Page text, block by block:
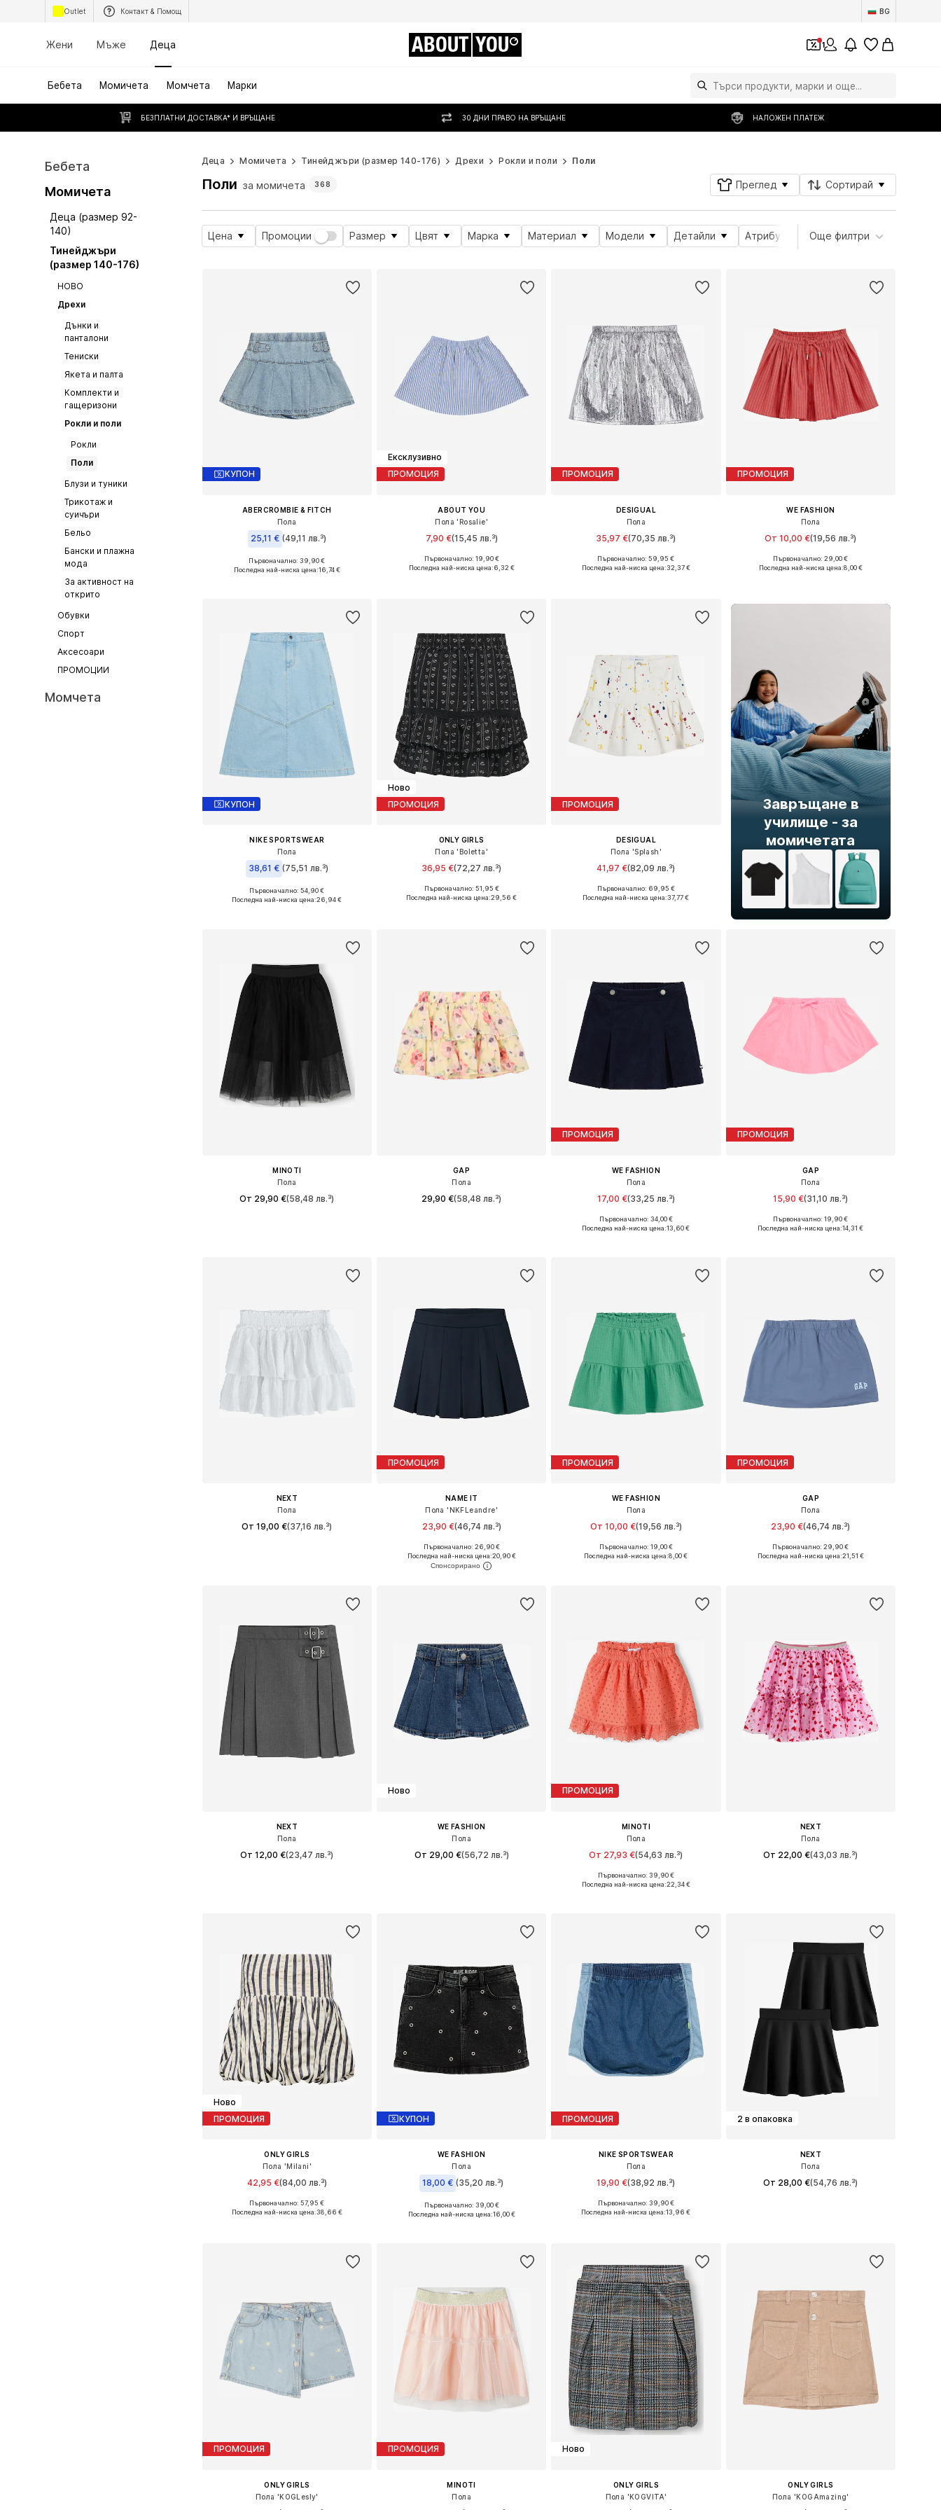
Outlet Контакт & Помощ BG
Жени Мъже Деца ABOUT YOU 1
Бебета Момичета Момчета Марки
БЕЗПЛАТНИ ДОСТАВКА* И ВРЪЩАНЕ 30 ДНИ ПРАВО НА ВРЪЩАНЕ НАЛОЖЕН ПЛАТЕЖ
Бебета
Момичета
Деца (размер 92-
140)
Тинейджъри
(размер 140-176)
НОВО
Дрехи
Дънки и
панталони
Тениски
Якета и палта
Комплекти и
гащеризони
Рокли и поли
Рокли
Поли
Блузи и туники
Трикотаж и
суичъри
Бельо
Бански и плажна
мода
За активност на
открито
Обувки
Спорт
Аксесоари
ПРОМОЦИИ
Момчета
Деца Момичета Тинейджъри (размер 140-176) Дрехи Рокли и поли Поли
Поли за момичета 368 Преглед Сортирай
Цена Промоции Размер Цвят Марка Материал Модели Детайли Атрибути на продукта
Още филтри
КУПОН
ABERCROMBIE & FITCH
Пола
25,11 € (49,11 лв.³)
Предлага се в много размери
Първоначално: 39,90 €
Последна най-ниска цена:16,74 €
Ексклузивно
ПРОМОЦИЯ
ABOUT YOU
Пола 'Rosalie'
7,90 €(15,45 лв.³)
Първоначално: 19,90 €
Последна най-ниска цена:6,32 €
ПРОМОЦИЯ
DESIGUAL
Пола
35,97 €(70,35 лв.³)
Предлага се в много размери
Първоначално: 59,95 €
Последна най-ниска цена:32,37 €
ПРОМОЦИЯ
WE FASHION
Пола
От 10,00 €(19,56 лв.³)
Предлага се в много размери
Първоначално: 29,00 €
Последна най-ниска цена:8,00 €
КУПОН
NIKE SPORTSWEAR
Пола
38,61 € (75,51 лв.³)
Предлага се в много размери
Първоначално: 54,90 €
Последна най-ниска цена:26,94 €
Ново
ПРОМОЦИЯ
ONLY GIRLS
Пола 'Boletta'
36,95 €(72,27 лв.³)
Първоначално: 51,95 €
Последна най-ниска цена:29,56 €
ПРОМОЦИЯ
DESIGUAL
Пола 'Splash'
41,97 €(82,09 лв.³)
Първоначално: 69,95 €
Последна най-ниска цена:37,77 €
Завръщане в
училище - за
момичетата
MINOTI
Пола
От 29,90 €(58,48 лв.³)
GAP
Пола
29,90 €(58,48 лв.³)
ПРОМОЦИЯ
WE FASHION
Пола
17,00 €(33,25 лв.³)
Първоначално: 34,00 €
Последна най-ниска цена:13,60 €
ПРОМОЦИЯ
GAP
Пола
15,90 €(31,10 лв.³)
Предлага се в много размери
Първоначално: 19,90 €
Последна най-ниска цена:14,31 €
NEXT
Пола
От 19,00 €(37,16 лв.³)
ПРОМОЦИЯ
NAME IT
Пола 'NKFLeandre'
23,90 €(46,74 лв.³)
Налични размери: 128, 152, 158, 164
Добави в кошницата
Първоначално: 26,90 €
Последна най-ниска цена:20,90 €
ПРОМОЦИЯ
WE FASHION
Пола
От 10,00 €(19,56 лв.³)
Предлага се в много размери
Първоначално: 19,00 €
Последна най-ниска цена:8,00 €
ПРОМОЦИЯ
GAP
Пола
23,90 €(46,74 лв.³)
Предлага се в много размери
Първоначално: 29,90 €
Последна най-ниска цена:21,51 €
NEXT
Пола
От 12,00 €(23,47 лв.³)
Ново
WE FASHION
Пола
От 29,00 €(56,72 лв.³)
ПРОМОЦИЯ
MINOTI
Пола
От 27,93 €(54,63 лв.³)
Предлага се в много размери
Първоначално: 39,90 €
Последна най-ниска цена:22,34 €
NEXT
Пола
От 22,00 €(43,03 лв.³)
Ново
ПРОМОЦИЯ
ONLY GIRLS
Пола 'Milani'
42,95 €(84,00 лв.³)
Предлага се в много размери
Първоначално: 57,95 €
Последна най-ниска цена:38,66 €
КУПОН
WE FASHION
Пола
18,00 € (35,20 лв.³)
Налични размери: 146-152, 158-164
Първоначално: 39,00 €
Последна най-ниска цена:16,00 €
ПРОМОЦИЯ
NIKE SPORTSWEAR
Пола
19,90 €(38,92 лв.³)
Предлага се в много размери
Първоначално: 39,90 €
Последна най-ниска цена:13,96 €
2 в опаковка
NEXT
Пола
От 28,00 €(54,76 лв.³)
ПРОМОЦИЯ
ONLY GIRLS
Пола 'KOGLesly'
ПРОМОЦИЯ
MINOTI
Пола
Ново
ONLY GIRLS
Пола 'KOGVITA'
ONLY GIRLS
Пола 'KOGAmazing'